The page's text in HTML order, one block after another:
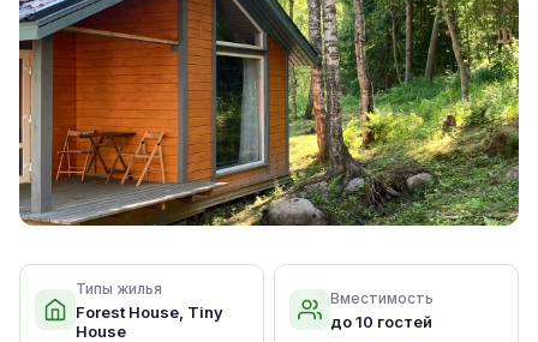
Типы жилья
Forest House, Tiny
House
Вместимость
до 10 гостей